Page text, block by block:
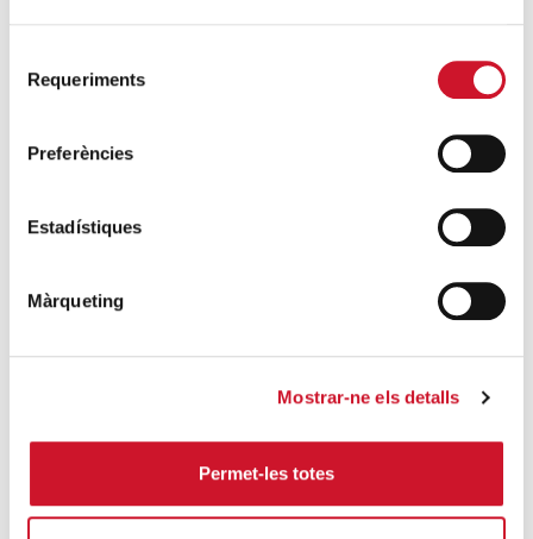
Requeriments
Preferències
Estadístiques
Màrqueting
Mostrar-ne els detalls
Permet-les totes
VER MÁS